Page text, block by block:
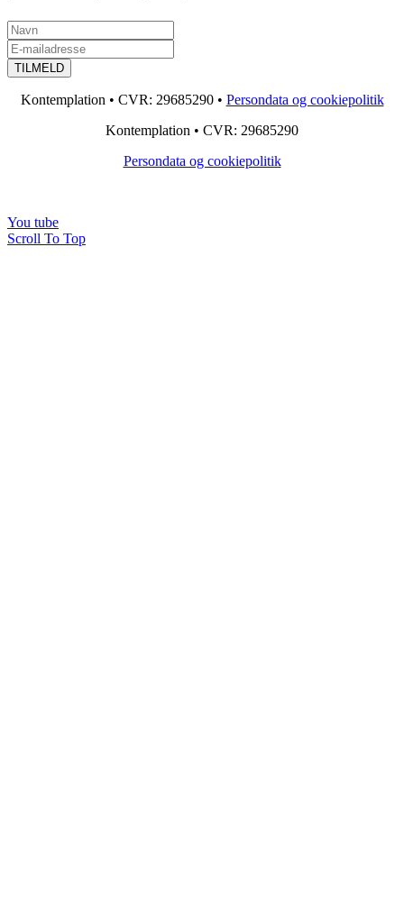
Kontemplation • CVR: 29685290 • Persondata og cookiepolitik
Kontemplation • CVR: 29685290
Persondata og cookiepolitik
You tube
Scroll To Top